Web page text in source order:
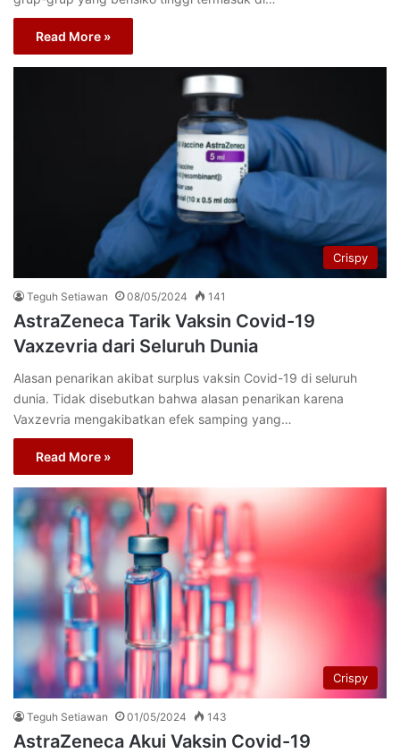
Read More »
Crispy
Teguh Setiawan 08/05/2024 141
AstraZeneca Tarik Vaksin Covid-19
Vaxzevria dari Seluruh Dunia
Alasan penarikan akibat surplus vaksin Covid-19 di seluruh
dunia. Tidak disebutkan bahwa alasan penarikan karena
Vaxzevria mengakibatkan efek samping yang…
Read More »
Crispy
Teguh Setiawan 01/05/2024 143
AstraZeneca Akui Vaksin Covid-19